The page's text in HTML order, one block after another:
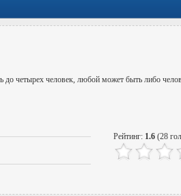
до четырех человек, любой может быть либо
Рейтинг: 1.6 (28